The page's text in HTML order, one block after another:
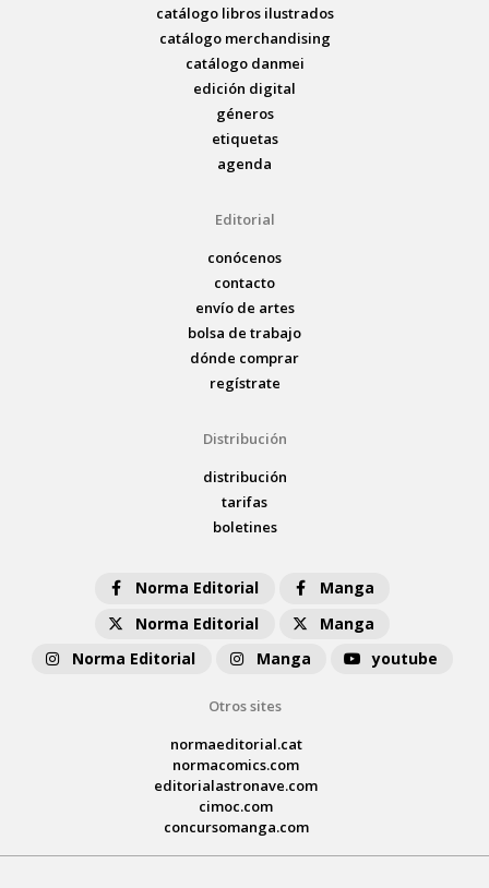
catálogo libros ilustrados
catálogo merchandising
catálogo danmei
edición digital
géneros
etiquetas
agenda
Editorial
conócenos
contacto
envío de artes
bolsa de trabajo
dónde comprar
regístrate
Distribución
distribución
tarifas
boletines
Norma Editorial
Manga
Norma Editorial
Manga
Norma Editorial
Manga youtube
Otros sites
normaeditorial.cat
normacomics.com
editorialastronave.com
cimoc.com
concursomanga.com